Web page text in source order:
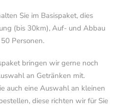
Sie im Basispaket, dies
(bis 30km), Auf- und Abbau
Personen.
bringen wir gerne noch
an Getränken mit.
auch eine Auswahl an kleinen
diese richten wir für Sie